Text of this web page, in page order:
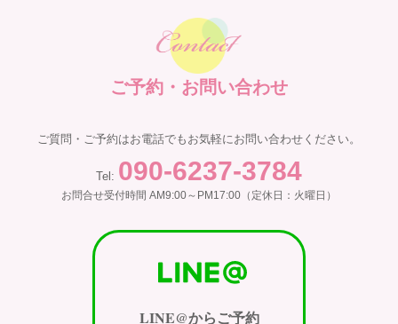
ご予約・お問い合わせ
ご質問・ご予約はお電話でもお気軽にお問い合わせください。
Tel: 090-6237-3784
お問合せ受付時間 AM9:00～PM17:00（定休日：火曜日）
LINE@からご予約